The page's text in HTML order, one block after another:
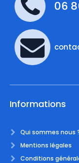
06
Informations
Qui sommes nous
Mentions légales
Conditions